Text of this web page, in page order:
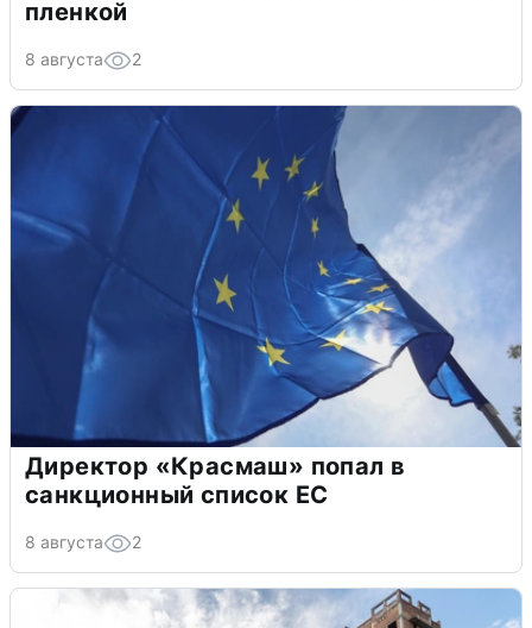
пленкой
8 августа 2
Директор «Красмаш» попал в
санкционный список ЕС
8 августа 2